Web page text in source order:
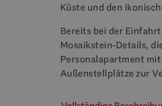
Küste und den
Bereits bei der
Mosaikstein-Details,
Personalapartment
Außenstellplätze zur